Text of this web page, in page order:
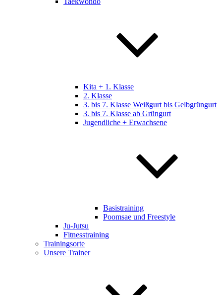
Kita + 1. Klasse
2. Klasse
3. bis 7. Klasse Weißgurt bis Gelbgrüngurt
3. bis 7. Klasse ab Grüngurt
Jugendliche + Erwachsene
Basistraining
Poomsae und Freestyle
Ju-Jutsu
Fitnesstraining
Trainingsorte
Unsere Trainer